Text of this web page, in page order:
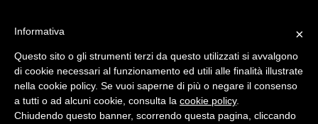
×
Informativa
Questo sito o gli strumenti terzi da questo utilizzati si avvalgono
di cookie necessari al funzionamento ed utili alle finalità illustrate
nella cookie policy. Se vuoi saperne di più o negare il consenso
a tutti o ad alcuni cookie, consulta la cookie policy.
Chiudendo questo banner, scorrendo questa pagina, cliccando